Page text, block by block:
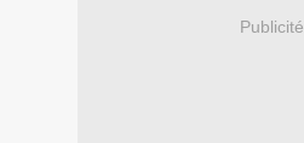
Publicité